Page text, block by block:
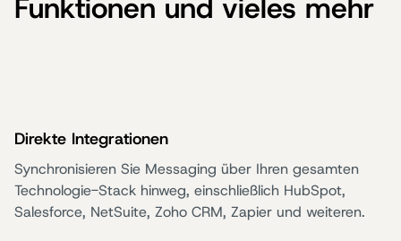
Funktionen und vieles mehr
Direkte Integrationen
Synchronisieren Sie Messaging über Ihren gesamten
Technologie-Stack hinweg, einschließlich HubSpot,
Salesforce, NetSuite, Zoho CRM, Zapier und weiteren.